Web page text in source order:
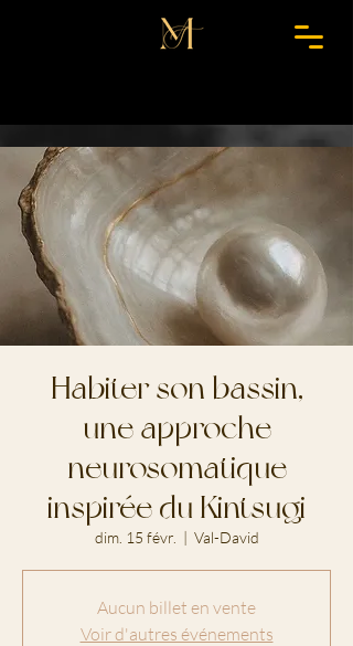
Habiter son bassin,
une approche
neurosomatique
inspirée du Kintsugi
dim. 15 févr.
  |
Val-David
Aucun billet en vente
Voir d'autres événements